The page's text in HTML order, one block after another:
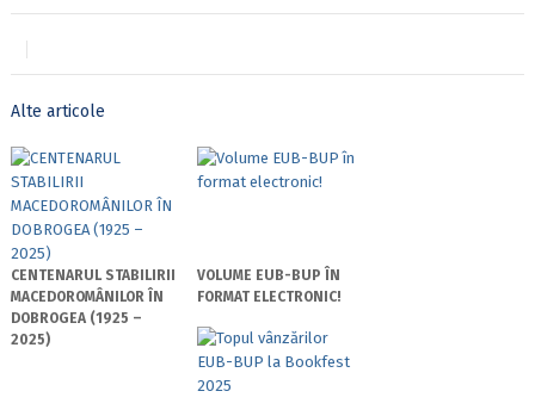
Alte articole
CENTENARUL STABILIRII
MACEDOROMÂNILOR ÎN
DOBROGEA (1925 –
2025)
VOLUME EUB-BUP ÎN
FORMAT ELECTRONIC!